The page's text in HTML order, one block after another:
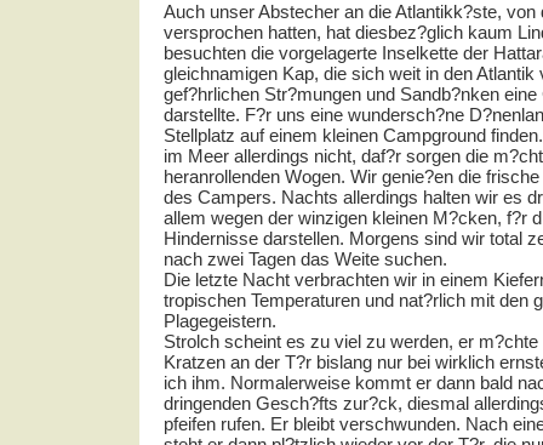
Auch unser Abstecher an die Atlantikk?ste,
versprochen hatten, hat diesbez?glich kaum
besuchten die vorgelagerte Inselkette der
gleichnamigen Kap, die sich weit in den
gef?hrlichen Str?mungen und Sandb?nken
darstellte. F?r uns eine wundersch?ne
Stellplatz auf einem kleinen Campground
im Meer allerdings nicht, daf?r sorgen die
heranrollenden Wogen. Wir genie?en die
des Campers. Nachts allerdings halten wir es
allem wegen der winzigen kleinen M?cken, f?r
Hindernisse darstellen. Morgens sind wir total
nach zwei Tagen das Weite suchen.
Die letzte Nacht verbrachten wir in einem
tropischen Temperaturen und nat?rlich mit den
Plagegeistern.
Strolch scheint es zu viel zu werden, er
Kratzen an der T?r bislang nur bei wirklich
ich ihm. Normalerweise kommt er dann bald
dringenden Gesch?fts zur?ck, diesmal
pfeifen rufen. Er bleibt verschwunden. Nach